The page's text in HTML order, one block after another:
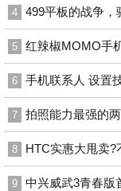
4 499平板的战争，
5 红辣椒MOMO手
6 手机联系人 设置
7 拍照能力最强的
8 HTC实惠大甩卖?
9 中兴威武3青春版